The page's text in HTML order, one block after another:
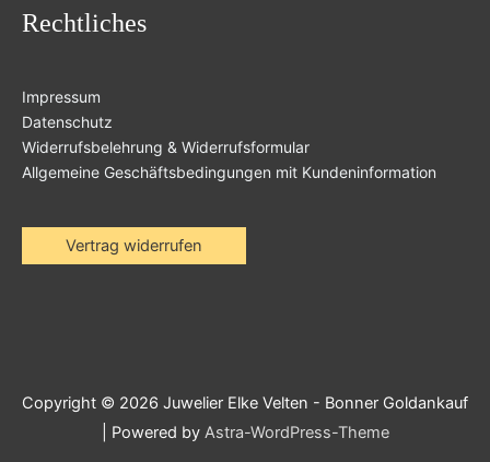
Rechtliches
Impressum
Datenschutz
Widerrufsbelehrung & Widerrufsformular
Allgemeine Geschäftsbedingungen mit Kundeninformation
Vertrag widerrufen
Copyright © 2026 Juwelier Elke Velten - Bonner Goldankauf
| Powered by Astra-WordPress-Theme